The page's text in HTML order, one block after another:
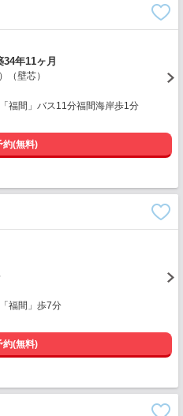
34年11ヶ月
（壁芯）
福間」バス11分福間海岸歩1分
約(無料)
福間」歩7分
約(無料)